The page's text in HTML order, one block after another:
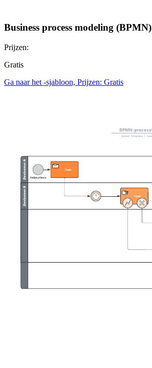
Business process modeling (BPMN)
Prijzen:
Gratis
Ga naar het -sjabloon, Prijzen: Gratis